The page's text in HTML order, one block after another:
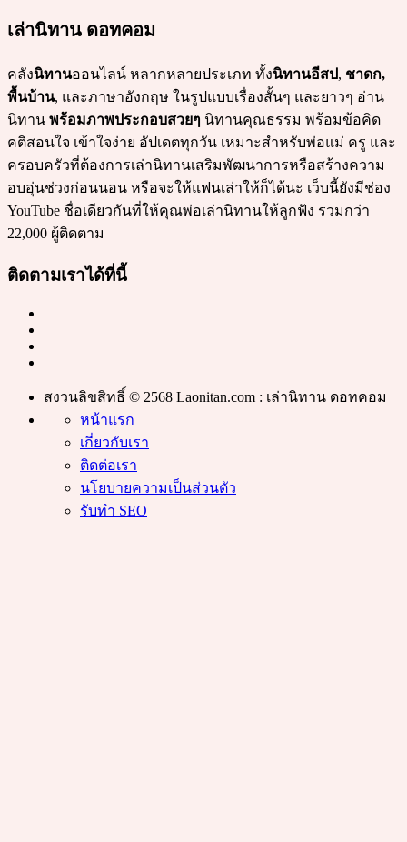
เล่านิทาน ดอทคอม
คลังนิทานออนไลน์ หลากหลายประเภท ทั้งนิทานอีสป, ชาดก,
พื้นบ้าน, และภาษาอังกฤษ ในรูปแบบเรื่องสั้นๆ และยาวๆ อ่าน
นิทาน พร้อมภาพประกอบสวยๆ นิทานคุณธรรม พร้อมข้อคิด
คติสอนใจ เข้าใจง่าย อัปเดตทุกวัน เหมาะสำหรับพ่อแม่ ครู และ
ครอบครัวที่ต้องการเล่านิทานเสริมพัฒนาการหรือสร้างความ
อบอุ่นช่วงก่อนนอน หรือจะให้แฟนเล่าให้ก็ได้นะ เว็บนี้ยังมีช่อง
YouTube ชื่อเดียวกันที่ให้คุณพ่อเล่านิทานให้ลูกฟัง รวมกว่า
22,000 ผู้ติดตาม
ติดตามเราได้ที่นี้
สงวนลิขสิทธิ์ © 2568 Laonitan.com : เล่านิทาน ดอทคอม
หน้าแรก
เกี่ยวกับเรา
ติดต่อเรา
นโยบายความเป็นส่วนตัว
รับทำ SEO